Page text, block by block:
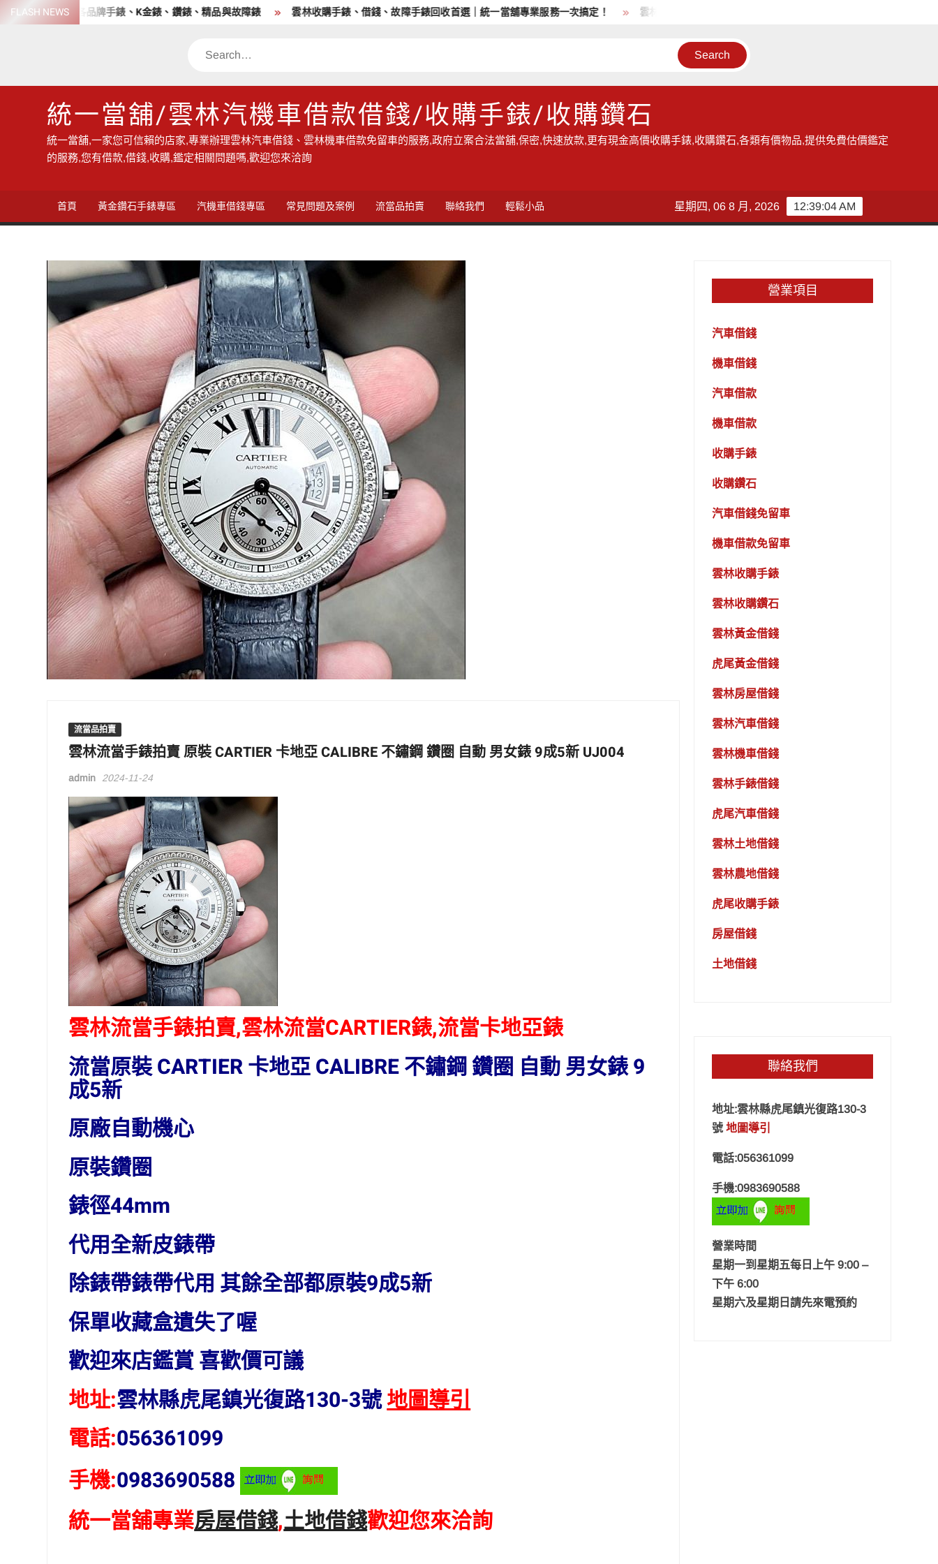
SkipFLASH NEWS
高價收購各品牌手錶、K金錶、鑽錶、精品與故障錶 雲林收購手錶、借錢、故障手錶回收首選｜統一當舖專業服務一次搞定！ 雲林地區的收購手錶服務,讓您獲得現金高價雲林收購手錶的機會
Search
統一當舖/雲林汽機車借款借錢/收購手錶/收購鑽石
統一當舖,一家您可信賴的店家,專業辦理雲林汽車借錢、雲林機車借款免留車的服務,政府立案合法當舖,保密,快速放款,更有現金高價收購手錶,收購鑽石,各類有價物品,提供免費估價鑑定
的服務,您有借款,借錢,收購,鑑定相關問題嗎,歡迎您來洽詢
首頁 黃金鑽石手錶專區 汽機車借錢專區 常見問題及案例 流當品拍賣 聯絡我們 輕鬆小品 12:39:04 AM
星期四, 06 8 月, 2026
流當品拍賣
雲林流當手錶拍賣 原裝 CARTIER 卡地亞 CALIBRE 不鏽鋼 鑽圈 自動 男女錶 9成5新 UJ004
admin 2024-11-24
雲林流當手錶拍賣,雲林流當CARTIER錶,流當卡地亞錶
流當原裝 CARTIER 卡地亞 CALIBRE 不鏽鋼 鑽圈 自動 男女錶 9
成5新
原廠自動機心
原裝鑽圈
錶徑44mm
代用全新皮錶帶
除錶帶錶帶代用 其餘全部都原裝9成5新
保單收藏盒遺失了喔
歡迎來店鑑賞 喜歡價可議
地址:雲林縣虎尾鎮光復路130-3號地圖導引
電話:056361099
手機:0983690588
統一當舖專業房屋借錢,土地借錢歡迎您來洽詢
營業項目
汽車借錢
機車借錢
汽車借款
機車借款
收購手錶
收購鑽石
汽車借錢免留車
機車借款免留車
雲林收購手錶
雲林收購鑽石
雲林黃金借錢
虎尾黃金借錢
雲林房屋借錢
雲林汽車借錢
雲林機車借錢
雲林手錶借錢
虎尾汽車借錢
雲林土地借錢
雲林農地借錢
虎尾收購手錶
房屋借錢
土地借錢
聯絡我們
地址:雲林縣虎尾鎮光復路130-3
號地圖導引
電話:056361099
手機:0983690588
營業時間
星期一到星期五每日上午 9:00 –
下午 6:00
星期六及星期日請先來電預約